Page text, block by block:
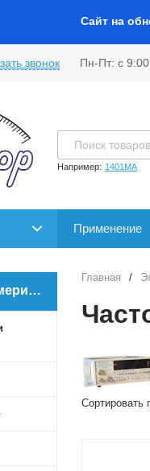
Сайт на
звонок Пн-Пт: с
Например: 1401МА
Применение
Главная /
Сортировать